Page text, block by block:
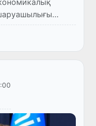
ақ
шетелдік